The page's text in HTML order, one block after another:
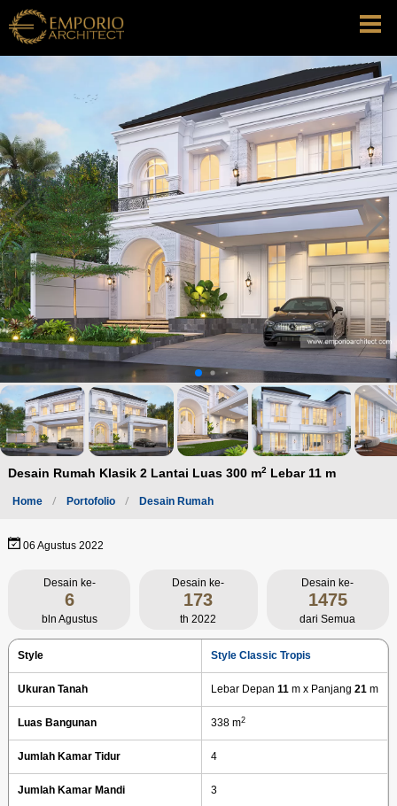
Desain Rumah Klasik 2 Lantai Luas 300 m2 Lebar 11 m
Home Portofolio Desain Rumah
06 Agustus 2022
Desain ke-
6
bln Agustus
Desain ke-
173
th 2022
Desain ke-
1475
dari Semua
Style Style Classic Tropis
Ukuran Tanah Lebar Depan11 m x Panjang21 m
Luas Bangunan 338 m2
Jumlah Kamar Tidur 4
Jumlah Kamar Mandi 3